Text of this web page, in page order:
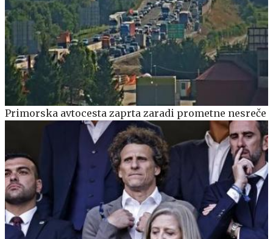
Primorska avtocesta zaprta zaradi prometne nesreče